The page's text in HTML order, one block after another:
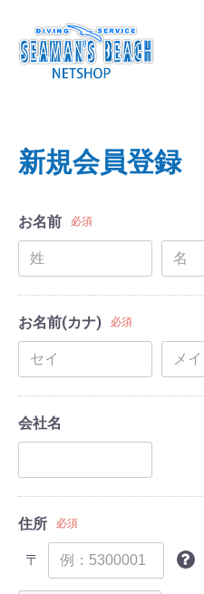
新規会員登録
お名前 必須
お名前(カナ) 必須
会社名
住所 必須
〒